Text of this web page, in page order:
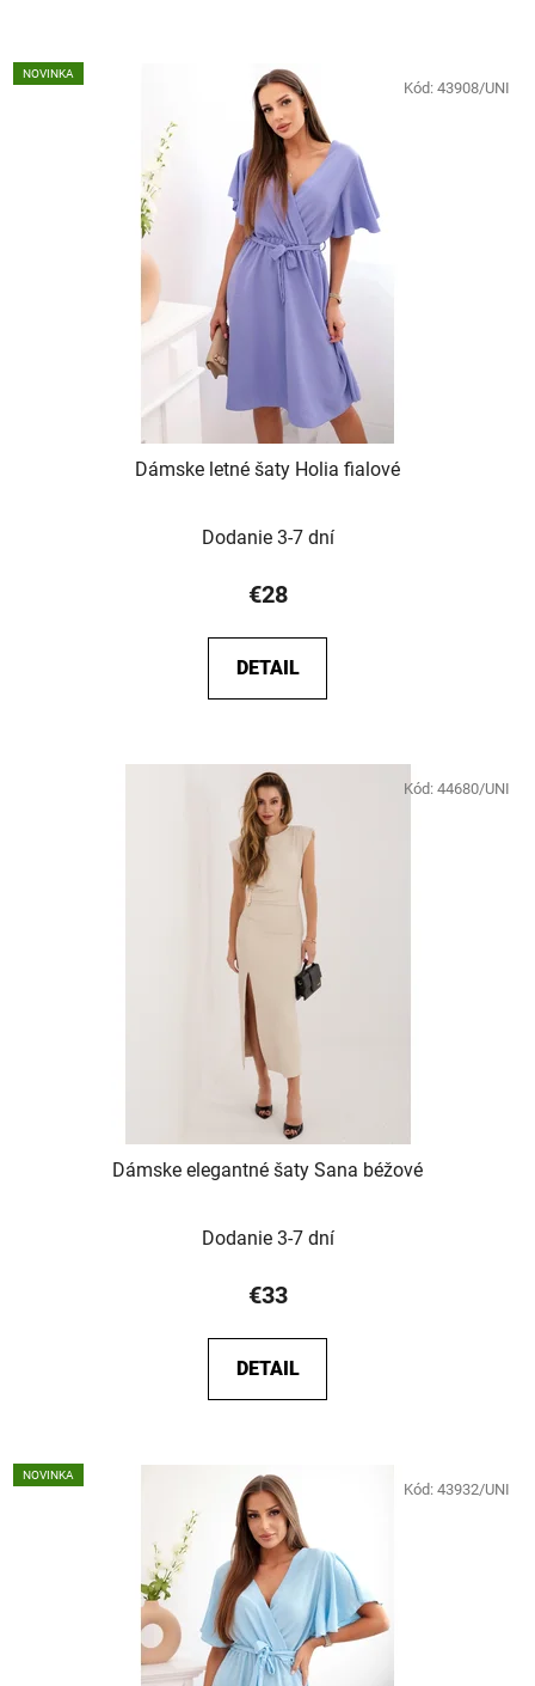
NOVINKA
Dámske letné šaty Holia fialové
Dodanie 3-7 dní
€28
DETAIL
Kód: 43908/UNI
Dámske elegantné šaty Sana béžové
Dodanie 3-7 dní
€33
DETAIL
Kód: 44680/UNI
NOVINKA
Kód: 43932/UNI